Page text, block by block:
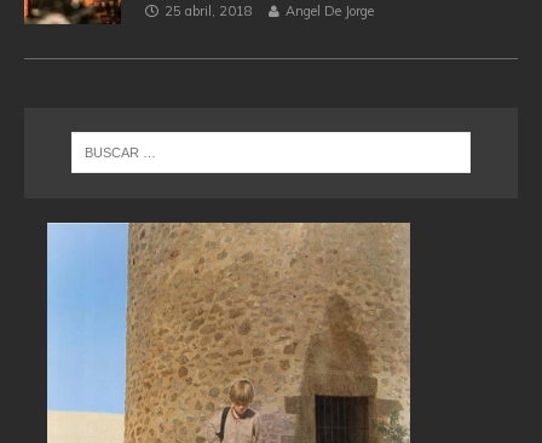
25 abril, 2018 Angel De Jorge